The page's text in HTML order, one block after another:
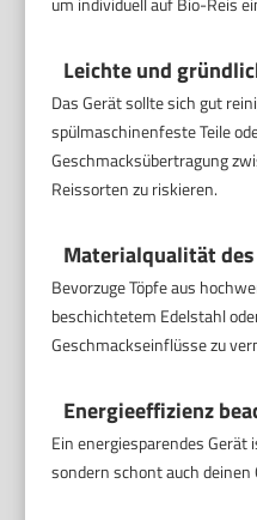
Leichte und
Das Gerät sollte sich gut
spülmaschinenfeste Teile
Geschmacksübertragung
Reissorten zu riskieren.
Materialqualität
Bevorzuge Töpfe aus
beschichtetem Edelstahl
Geschmackseinflüsse zu
Energieeffizienz
Ein energiesparendes
sondern schont auch deinen